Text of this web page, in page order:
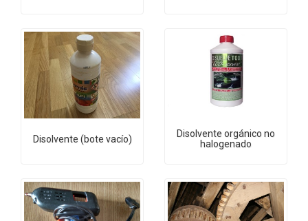
Disolvente (bote vacío)
Disolvente orgánico no
halogenado